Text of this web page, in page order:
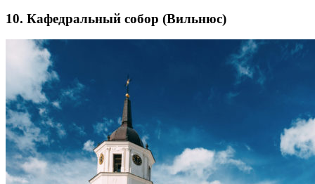
10. Кафедральный собор (Вильнюс)